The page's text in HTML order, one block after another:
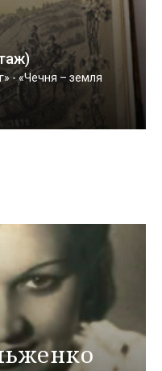
- «Чечня – земля